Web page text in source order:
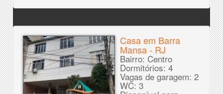
Casa em Barra
Mansa - RJ
Bairro: Centro
Dormitórios: 4
Vagas de garagem: 2
WC: 3